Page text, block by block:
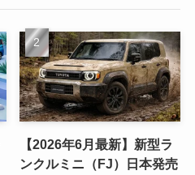
【2026年6月最新】新型ラ
ンクルミニ（FJ）日本発売